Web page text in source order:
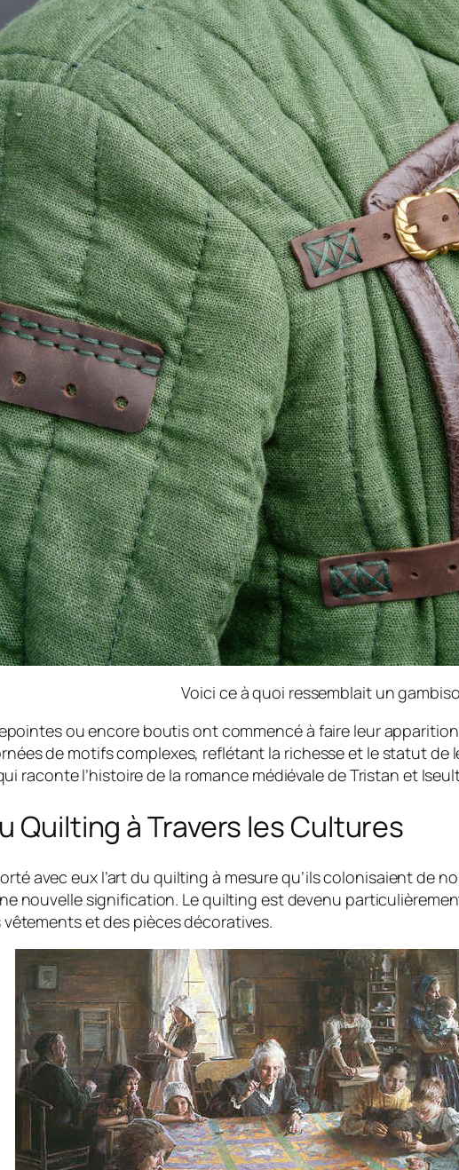
Voici ce à quoi ressemblait un
ou encore boutis ont commencé à faire leur
de motifs complexes, reflétant la richesse et le statut de
raconte l’histoire de la romance médiévale de Tristan et
Quilting à Travers les Cultures
avec eux l’art du quilting à mesure qu’ils colonisaient de
nouvelle signification. Le quilting est devenu
et des pièces décoratives.